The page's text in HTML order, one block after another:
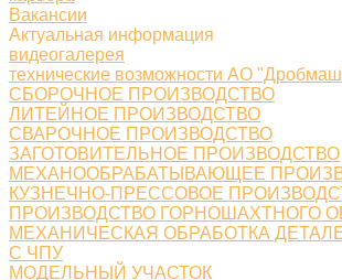
Вакансии
Актуальная информация
видеогалерея
технические возможности АО
СБОРОЧНОЕ ПРОИЗВОДСТВО
ЛИТЕЙНОЕ ПРОИЗВОДСТВО
СВАРОЧНОЕ ПРОИЗВОДСТВО
ЗАГОТОВИТЕЛЬНОЕ ПРОИЗВОДСТВО
МЕХАНООБРАБАТЫВАЮЩЕЕ
КУЗНЕЧНО-ПРЕССОВОЕ
ПРОИЗВОДСТВО ГОРНОШАХТНОГО
МЕХАНИЧЕСКАЯ ОБРАБОТКА
С ЧПУ
МОДЕЛЬНЫЙ УЧАСТОК